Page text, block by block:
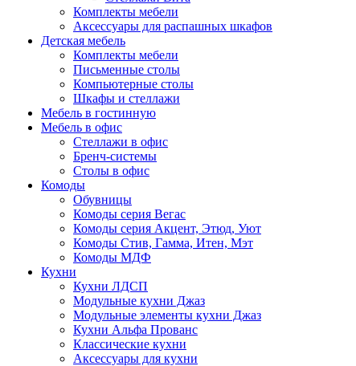
Комплекты мебели
Аксессуары для распашных шкафов
Детская мебель
Комплекты мебели
Письменные столы
Компьютерные столы
Шкафы и стеллажи
Мебель в гостинную
Мебель в офис
Стеллажи в офис
Бренч-системы
Столы в офис
Комоды
Обувницы
Комоды серия Вегас
Комоды серия Акцент, Этюд, Уют
Комоды Стив, Гамма, Итен, Мэт
Комоды МДФ
Кухни
Кухни ЛДСП
Модульные кухни Джаз
Модульные элементы кухни Джаз
Кухни Альфа Прованс
Классические кухни
Аксессуары для кухни